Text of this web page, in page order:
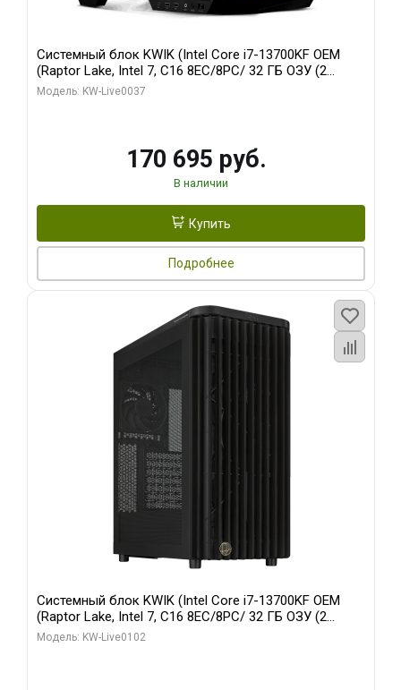
Системный блок KWIK (Intel Core i7-13700KF OEM
(Raptor Lake, Intel 7, C16 8EC/8PC/ 32 ГБ ОЗУ (2
модуля)/ Gigabyte RTX5070 AERO OC 12GB GDDR7
Модель: KW-Live0037
170 695 руб.
В наличии
Купить
Подробнее
Системный блок KWIK (Intel Core i7-13700KF OEM
(Raptor Lake, Intel 7, C16 8EC/8PC/ 32 ГБ ОЗУ (2
модуля)/ Afox RTX4090 24GB GDDR6X 384-Bit 3xDP
Модель: KW-Live0102